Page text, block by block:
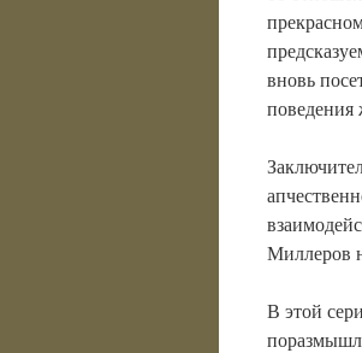
вновь
Миллеров
В этой